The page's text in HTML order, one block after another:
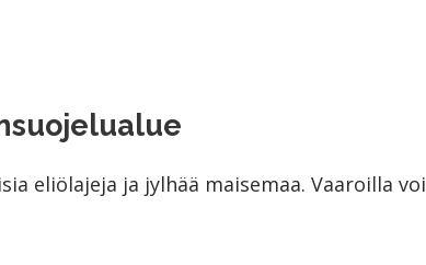
eliölajeja ja jylhää maisemaa. Vaaroilla voi